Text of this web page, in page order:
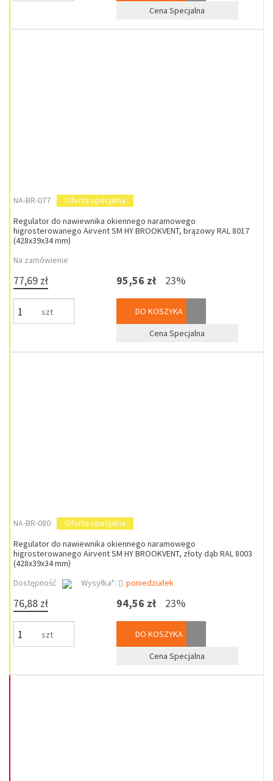
Cena Specjalna
NA-BR-077
Oferta specjalna
Regulator do nawiewnika okiennego naramowego
higrosterowanego Airvent SM HY BROOKVENT, brązowy RAL 8017
(428x39x34 mm)
Na zamówienie
77,69 zł
szt
95,56 zł 23%
DO KOSZYKA
Cena Specjalna
NA-BR-080
Oferta specjalna
Regulator do nawiewnika okiennego naramowego
higrosterowanego Airvent SM HY BROOKVENT, złoty dąb RAL 8003
(428x39x34 mm)
Dostępność
Wysyłka*: poniedziałek
76,88 zł
szt
94,56 zł 23%
DO KOSZYKA
Cena Specjalna